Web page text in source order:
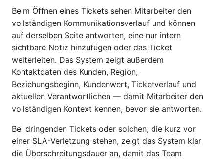
Beim Öffnen eines Tickets sehen Mitarbeiter den
vollständigen Kommunikationsverlauf und können
auf derselben Seite antworten, eine nur intern
sichtbare Notiz hinzufügen oder das Ticket
weiterleiten. Das System zeigt außerdem
Kontaktdaten des Kunden, Region,
Beziehungsbeginn, Kundenwert, Ticketverlauf und
aktuellen Verantwortlichen — damit Mitarbeiter den
vollständigen Kontext kennen, bevor sie antworten.
Bei dringenden Tickets oder solchen, die kurz vor
einer SLA-Verletzung stehen, zeigt das System klar
die Überschreitungsdauer an, damit das Team